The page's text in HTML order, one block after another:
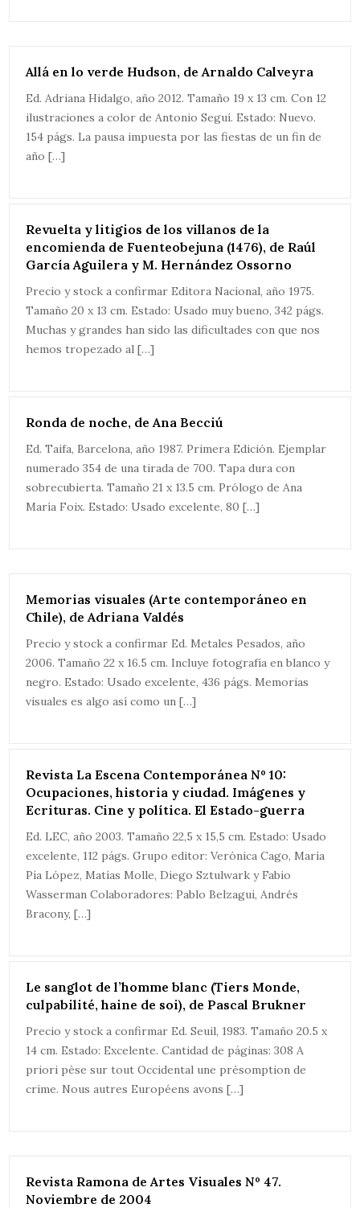
Allá en lo verde Hudson, de Arnaldo Calveyra
Ed. Adriana Hidalgo, año 2012. Tamaño 19 x 13 cm. Con 12
ilustraciones a color de Antonio Seguí. Estado: Nuevo.
154 págs. La pausa impuesta por las fiestas de un fin de
año […]
Revuelta y litigios de los villanos de la
encomienda de Fuenteobejuna (1476), de Raúl
García Aguilera y M. Hernández Ossorno
Precio y stock a confirmar Editora Nacional, año 1975.
Tamaño 20 x 13 cm. Estado: Usado muy bueno, 342 págs.
Muchas y grandes han sido las dificultades con que nos
hemos tropezado al […]
Ronda de noche, de Ana Becciú
Ed. Taifa, Barcelona, año 1987. Primera Edición. Ejemplar
numerado 354 de una tirada de 700. Tapa dura con
sobrecubierta. Tamaño 21 x 13.5 cm. Prólogo de Ana
María Foix. Estado: Usado excelente, 80 […]
Memorias visuales (Arte contemporáneo en
Chile), de Adriana Valdés
Precio y stock a confirmar Ed. Metales Pesados, año
2006. Tamaño 22 x 16.5 cm. Incluye fotografía en blanco y
negro. Estado: Usado excelente, 436 págs. Memorias
visuales es algo así como un […]
Revista La Escena Contemporánea Nº 10:
Ocupaciones, historia y ciudad. Imágenes y
Ecrituras. Cine y política. El Estado-guerra
Ed. LEC, año 2003. Tamaño 22,5 x 15,5 cm. Estado: Usado
excelente, 112 págs. Grupo editor: Verónica Cago, María
Pía López, Matías Molle, Diego Sztulwark y Fabio
Wasserman Colaboradores: Pablo Belzagui, Andrés
Bracony, […]
Le sanglot de l’homme blanc (Tiers Monde,
culpabilité, haine de soi), de Pascal Brukner
Precio y stock a confirmar Ed. Seuil, 1983. Tamaño 20.5 x
14 cm. Estado: Excelente. Cantidad de páginas: 308 A
priori pèse sur tout Occidental une présomption de
crime. Nous autres Européens avons […]
Revista Ramona de Artes Visuales Nº 47.
Noviembre de 2004